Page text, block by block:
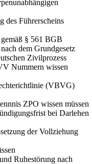
des Führerscheins
§ 561 BGB
dem Grundgesetz
Zivilprozess
Nummern wissen
(VBVG)
ZPO wissen müssen
bei Darlehen
der Vollziehung
Ruhestörung nach